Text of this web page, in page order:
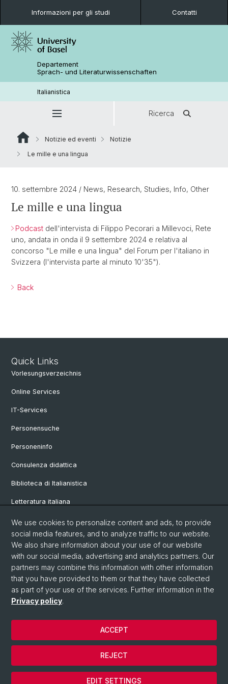
Informazioni per gli studi Contatti
Departement
Sprach- und Literaturwissenschaften
Italianistica
Ricerca
Notizie ed eventi
Notizie
Le mille e una lingua
10. settembre 2024 / News, Research, Studies, Info, Other
Le mille e una lingua
Podcast dell'intervista di Filippo Pecorari a Millevoci, Rete
uno, andata in onda il 9 settembre 2024 e relativa al
concorso "Le mille e una lingua" del Forum per l'italiano in
Svizzera (l'intervista parte al minuto 10'35").
Back
Quick Links
Vorlesungsverzeichnis
Online Services
IT-Services
Personensuche
Personeninfo
Consulenza didattica
Biblioteca di Italianistica
Letteratura italiana
Linguistica italiana
Vetrina
© Università di Basilea
Privacy Policy
Philosophisch-Historische Fakultät
Sprach- und Literaturwissenschaften
We use cookies to personalize content and ads, to provide
social media features, and to analyze traffic to our website.
We also share information about your use of our website
with our social media, advertising and analytics partners. Our
partners may combine this information with other information
that you have provided to them or that they have collected
as part of your use of the services. Further information in the
Privacy policy.
EDIT SETTINGS
REJECT
ACCEPT